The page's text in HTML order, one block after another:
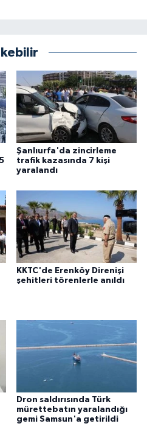
Şanlıurfa'da zincirleme
trafik kazasında 7 kişi
yaralandı
KKTC'de Erenköy Direnişi
şehitleri törenlerle anıldı
Dron saldırısında Türk
mürettebatın yaralandığı
gemi Samsun'a getirildi